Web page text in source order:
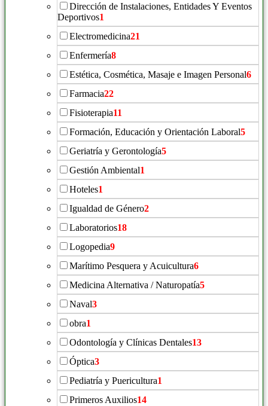
Dirección de Instalaciones, Entidades Y Eventos
Deportivos1
Electromedicina21
Enfermería8
Estética, Cosmética, Masaje e Imagen Personal6
Farmacia22
Fisioterapia11
Formación, Educación y Orientación Laboral5
Geriatría y Gerontología5
Gestión Ambiental1
Hoteles1
Igualdad de Género2
Laboratorios18
Logopedia9
Marítimo Pesquera y Acuicultura6
Medicina Alternativa / Naturopatía5
Naval3
obra1
Odontología y Clínicas Dentales13
Óptica3
Pediatría y Puericultura1
Primeros Auxilios14